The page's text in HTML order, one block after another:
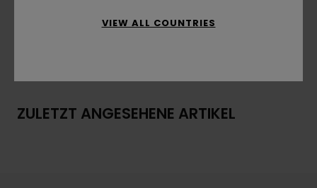
ZULETZT ANGESEHENE ARTIKEL
VIEW ALL COUNTRIES